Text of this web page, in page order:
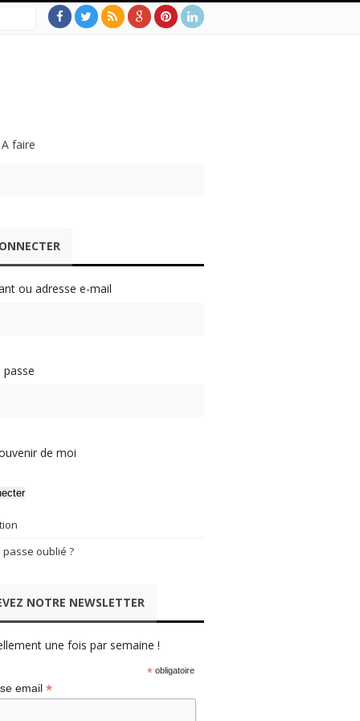
faire
ou adresse e-mail
de moi
passe oublié ?
NOTRE NEWSLETTER
une fois par semaine !
*obligatoire
email *